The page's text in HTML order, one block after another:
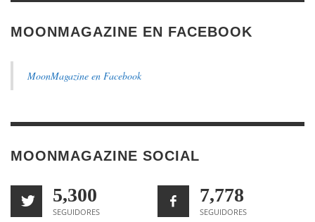
MOONMAGAZINE EN FACEBOOK
MoonMagazine en Facebook
MOONMAGAZINE SOCIAL
5,300
SEGUIDORES
7,778
SEGUIDORES